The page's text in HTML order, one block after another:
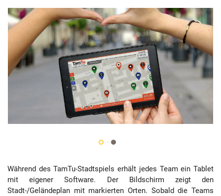
Während des TamTu-Stadtspiels erhält jedes Team ein Tablet
mit eigener Software. Der Bildschirm zeigt den
Stadt-/Geländeplan mit markierten Orten. Sobald die Teams